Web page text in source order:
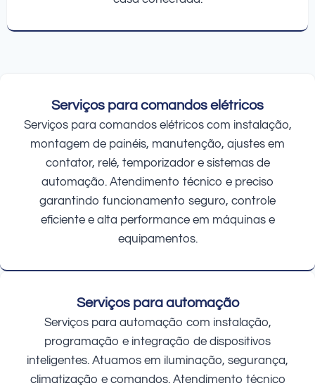
Serviços para comandos elétricos
Serviços para comandos elétricos com instalação,
montagem de painéis, manutenção, ajustes em
contator, relé, temporizador e sistemas de
automação. Atendimento técnico e preciso
garantindo funcionamento seguro, controle
eficiente e alta performance em máquinas e
equipamentos.
Serviços para automação
Serviços para automação com instalação,
programação e integração de dispositivos
inteligentes. Atuamos em iluminação, segurança,
climatização e comandos. Atendimento técnico